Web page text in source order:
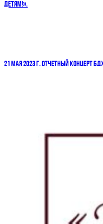
ДЕТЯМ!».
21 МАЯ 2023 Г. ОТЧЕТНЫЙ КОНЦЕРТ